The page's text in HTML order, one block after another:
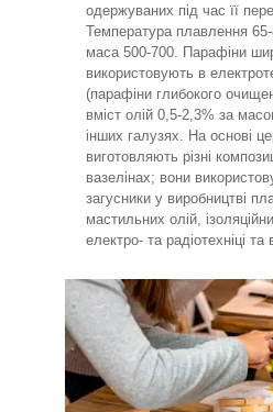
одержуваних під час її
Температура плавлення
маса 500-700. Парафіни
використовують в
(парафіни глибокого
вміст олій 0,5-2,3% за
інших галузях. На основі
виготовляють різні
вазелінах; вони
загусники у виробництві
мастильних олій,
електро- та радіотехніці